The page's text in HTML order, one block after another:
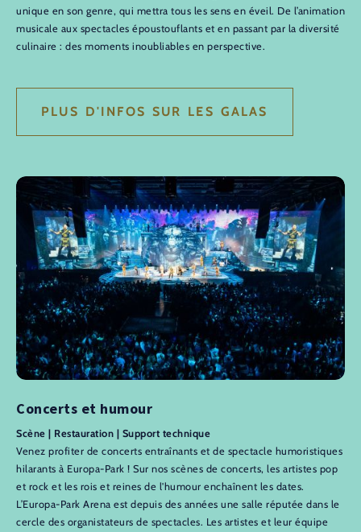
unique en son genre, qui mettra tous les sens en éveil. De l’animation
musicale aux spectacles époustouflants et en passant par la diversité
culinaire : des moments inoubliables en perspective.
PLUS D'INFOS SUR LES GALAS
Concerts et humour
Scène | Restauration | Support technique
Venez profiter de concerts entraînants et de spectacle humoristiques
hilarants à Europa-Park ! Sur nos scènes de concerts, les artistes pop
et rock et les rois et reines de l'humour enchaînent les dates.
L’Europa-Park Arena est depuis des années une salle réputée dans le
cercle des organistateurs de spectacles. Les artistes et leur équipe